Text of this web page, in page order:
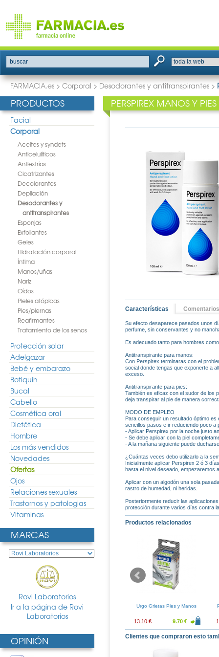
buscar
FARMACIA.es > Corporal > Desodorantes y antitranspirantes >
PRODUCTOS
Facial
Corporal
Aceites y syndets
Anticelulíticos
Antiestrías
Cicatrizantes
Decolorantes
Depilación
Desodorantes y
antitranspirantes
Esponjas
Exfoliantes
Geles
Hidratación corporal
Íntima
Manos/uñas
Nariz
Oídos
Pieles atópicas
Pies/piernas
Reafirmantes
Tratamiento de los senos
Protección solar
Adelgazar
Bebé y embarazo
Botiquín
Bucal
Cabello
Cosmética oral
Dietética
Hombre
Los más vendidos
Novedades
Ofertas
Ojos
Relaciones sexuales
Trastornos y patologias
Vitaminas
MARCAS
Rovi Laboratorios
Ir a la página de Rovi
Laboratorios
OPINIÓN
PERSPIREX MANOS Y
Características Comentarios
Su efecto desaparece pasados unos
perfume, sin conservantes y no
Es adecuado tanto para hombres
Antitranspirante para manos:
Con Perspirex terminaras con el
social donde tengas que exponerte a
exceso.
Antitranspirante para pies:
También es eficaz con el sudor de los
deja transpirar al pie de manera
MODO DE EMPLEO
Para conseguir un resultado óptimo
sencillos pasos e ir reduciendo poco a
- Aplicar Perspirex por la noche justo
- Se debe aplicar con la piel
- A la mañana siguiente puede
¿Cuántas veces debo utilizarlo a la
Inicialmente aplicar Perspirex 2 ó 3
hasta el nivel deseado, empezaremos
Aplicar con un algodón una sola
rastro de humedad, ni heridas.
Posteriormente reducir las
protección durante varios días contra
Productos relacionados
Manos
Ureadin Crema de Manos
Urgo Grietas Pies y Manos
13.10 € 9.70 €
Clientes que compraron esto